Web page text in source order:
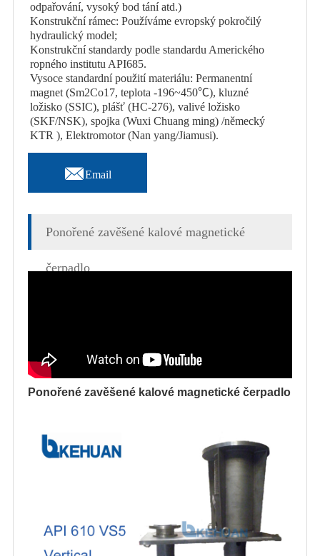
odpařování, vysoký bod tání atd.)
Konstrukční rámec: Používáme evropský pokročilý
hydraulický model;
Konstrukční standardy podle standardu Amerického
ropného institutu API685.
Vysoce standardní použití materiálu: Permanentní
magnet (Sm2Co17, teplota -196~450℃), kluzné
ložisko (SSIC), plášť (HC-276), valivé ložisko
(SKF/NSK), spojka (Wuxi Chuang ming) /německý
KTR ), Elektromotor (Nan yang/Jiamusi).
Email
Ponořené zavěšené kalové magnetické
čerpadlo
Ponořené zavěšené kalové magnetické čerpadlo